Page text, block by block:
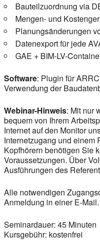
Bauteilzuordnung via
Mengen- und
Planungsänderungen
Datenexport für jede
GAE + BIM-LV-
Software: Plugin für
Verwendung der
Webinar-Hinweis: Mit nur
bequem von Ihrem
Internet auf den Monitor
Internetzugang und einem
Kopfhörern benötigen Sie
Voraussetzungen. Über
Ausführungen des
Alle notwendigen
Anmeldung in einer E-Mail.
Seminardauer: 45 Minuten
Kursgebühr: kostenfrei